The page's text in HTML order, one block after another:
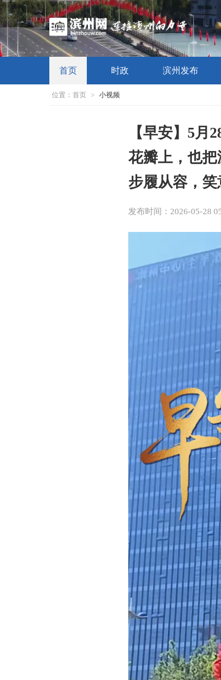
首页 时政 滨州发布
位置： 首页 > 小视频
【早安】5
花瓣上，也
步履从容，
发布时间：2026-05-28